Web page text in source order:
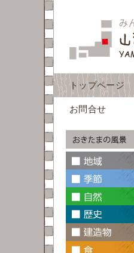
トップページ
お問合せ